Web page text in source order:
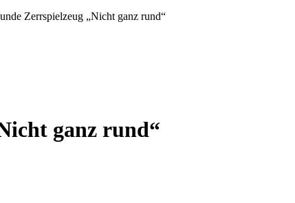
Zerrspielzeug „Nicht ganz rund“
ganz rund“